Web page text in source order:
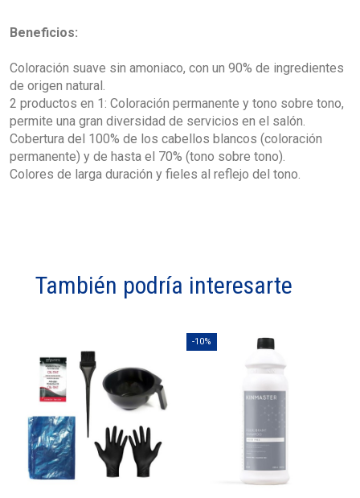
Beneficios:
Coloración suave sin amoniaco, con un 90% de ingredientes
de origen natural.
2 productos en 1: Coloración permanente y tono sobre tono,
permite una gran diversidad de servicios en el salón.
Cobertura del 100% de los cabellos blancos (coloración
permanente) y de hasta el 70% (tono sobre tono).
Colores de larga duración y fieles al reflejo del tono.
También podría interesarte
-10%